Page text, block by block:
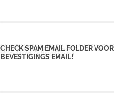
CHECK SPAM EMAIL FOLDER VOOR
BEVESTIGINGS EMAIL!